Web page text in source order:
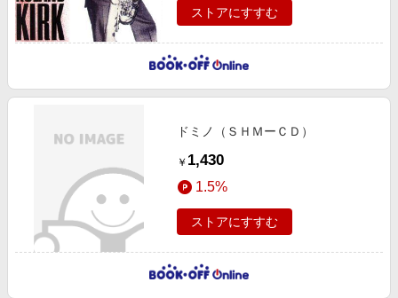
ストアにすすむ
ドミノ（ＳＨＭーＣＤ）
￥ 1,430
1.5%
ストアにすすむ